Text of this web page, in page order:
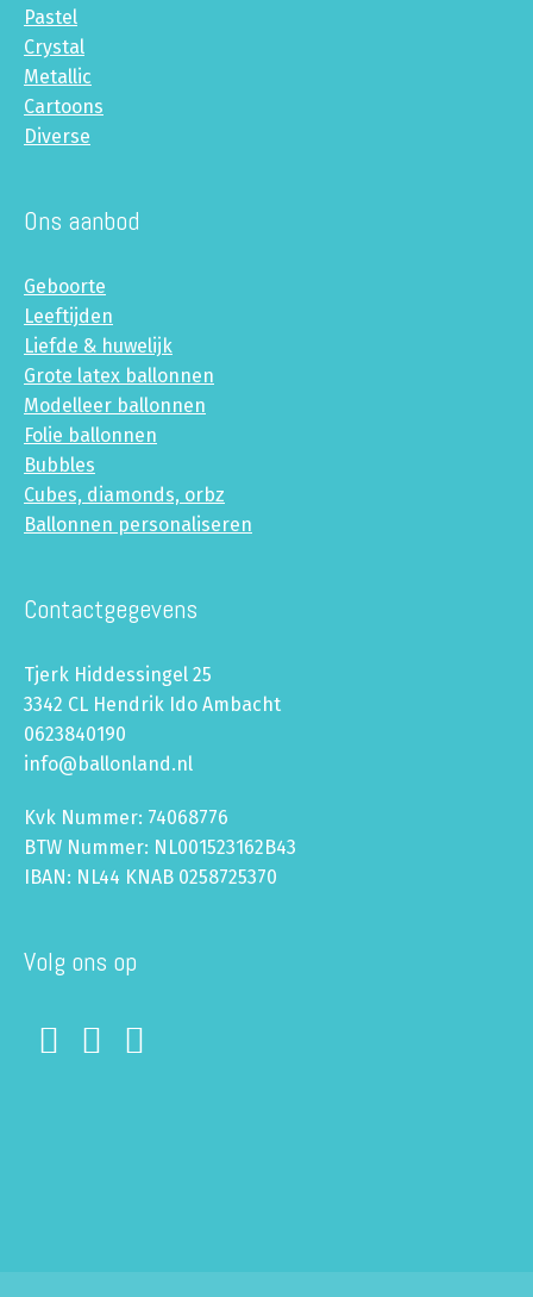
Pastel
Crystal
Metallic
Cartoons
Diverse
Ons aanbod
Geboorte
Leeftijden
Liefde & huwelijk
Grote latex ballonnen
Modelleer ballonnen
Folie ballonnen
Bubbles
Cubes, diamonds, orbz
Ballonnen personaliseren
Contactgegevens
Tjerk Hiddessingel 25
3342 CL Hendrik Ido Ambacht
0623840190
info@ballonland.nl
Kvk Nummer: 74068776
BTW Nummer: NL001523162B43
IBAN: NL44 KNAB 0258725370
Volg ons op